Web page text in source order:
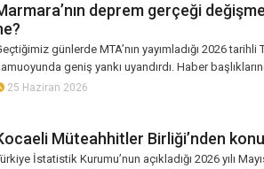
deprem gerçeği
günlerde MTA’nın yayımladığı 2026 tarihli Türkiye Diri Fay Haritası
geniş yankı uyandırdı. Haber
25 Haziran 2026
Müteahhitler Birliği’nden
İstatistik Kurumu’nun açıkladığı 2026 yılı